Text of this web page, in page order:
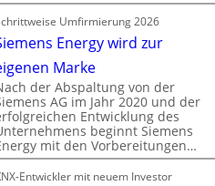
Umfirmierung 2026
Energy wird zur
Marke
der Abspaltung von der
AG im Jahr 2020 und der
Entwicklung des
beginnt Siemens
mit den Vorbereitungen…
Entwickler mit neuem Investor